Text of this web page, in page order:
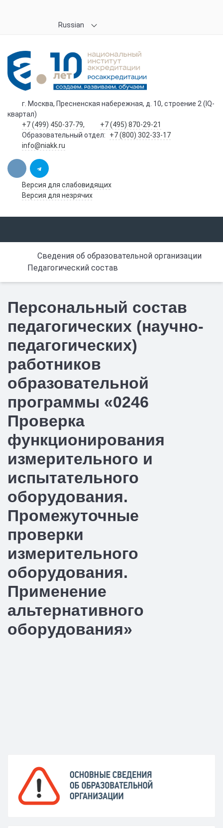
Russian
г. Москва, Пресненская набережная, д. 10, строение 2 (IQ-
квартал)
+7 (499) 450-37-79,
+7 (495) 870-29-21
Образовательный отдел:
+7 (800) 302-33-17
info@niakk.ru
Версия для слабовидящих
Версия для незрячих
Сведения об образовательной организации
Педагогический состав
Персональный состав
педагогических (научно-
педагогических)
работников
образовательной
программы «0246
Проверка
функционирования
измерительного и
испытательного
оборудования.
Промежуточные
проверки
измерительного
оборудования.
Применение
альтернативного
оборудования»